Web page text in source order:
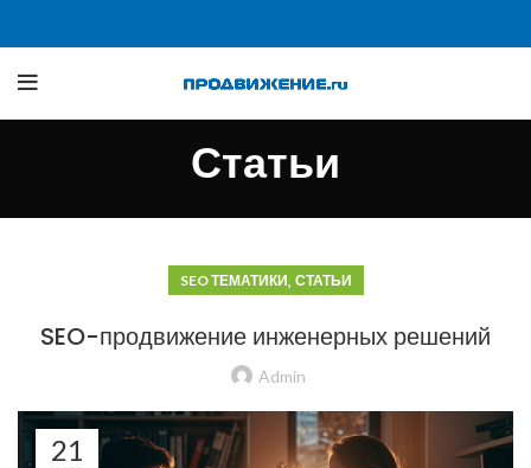
Статьи
SEO ТЕМАТИКИ, СТАТЬИ
SEO-продвижение инженерных решений
Admin
21